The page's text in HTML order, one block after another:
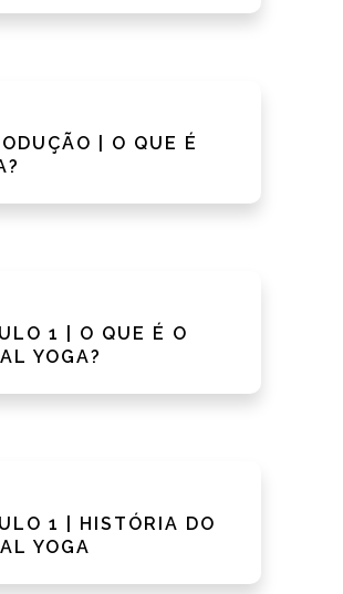
| O QUE É
1 | O QUE É O
YOGA?
1 | HISTÓRIA DO
YOGA